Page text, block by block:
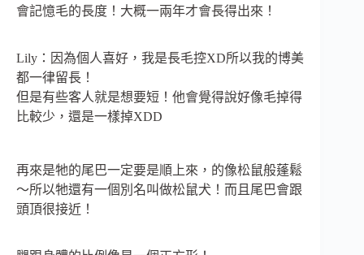
會記憶毛的長度！大概一兩年才會長得出來！
Lily：因為個人喜好，我是長毛控XD所以我的博美
都一律留長！
但是有些客人就是想要短！他會覺得說好像毛掉得
比較少，還是一樣掉XDD
再來是牠的尾巴一定要是順上來，的像松鼠般蓬鬆
～所以牠還有一個別名叫做松鼠犬！而且尾巴會跟
頭頂很接近！